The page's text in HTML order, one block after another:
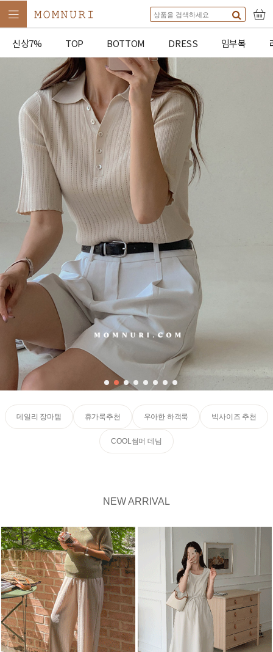
신상7% TOP BOTTOM DRESS 임부복
데일리 장마템 휴가룩추천 우아한 하객룩 빅사이즈 추천
COOL썸머 데님
NEW ARRIVAL